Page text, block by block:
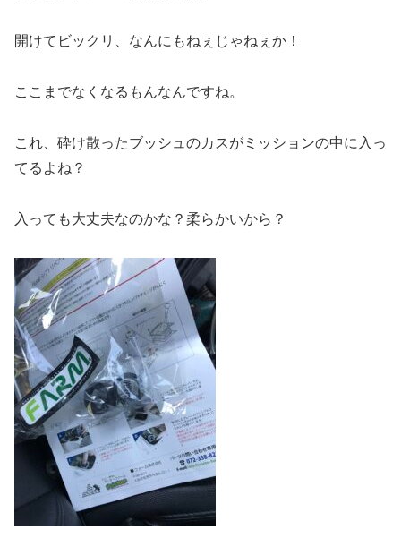
開けてビックリ、なんにもねぇじゃねぇか！
ここまでなくなるもんなんですね。
これ、砕け散ったブッシュのカスがミッションの中に入っ
てるよね？
入っても大丈夫なのかな？ 柔らかいから？